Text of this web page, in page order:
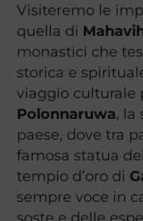
Visiteremo le
quella di
monastici che
storica e
viaggio culturale
Polonnaruwa, la
paese, dove tra
famosa statua
tempio d’oro di
sempre voce in
soste e delle